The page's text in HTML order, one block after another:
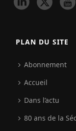
PLAN DU SITE
Abonnement
Accueil
Dans l’actu
80 ans de la